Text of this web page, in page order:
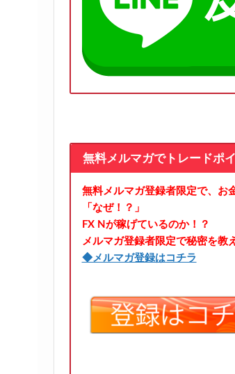
無料メルマガでトレードポ
無料メルマガ登録者限定で、お
「なぜ！？」
FX Nが稼げているのか！？
メルマガ登録者限定で秘密を教
◆メルマガ登録はコチラ